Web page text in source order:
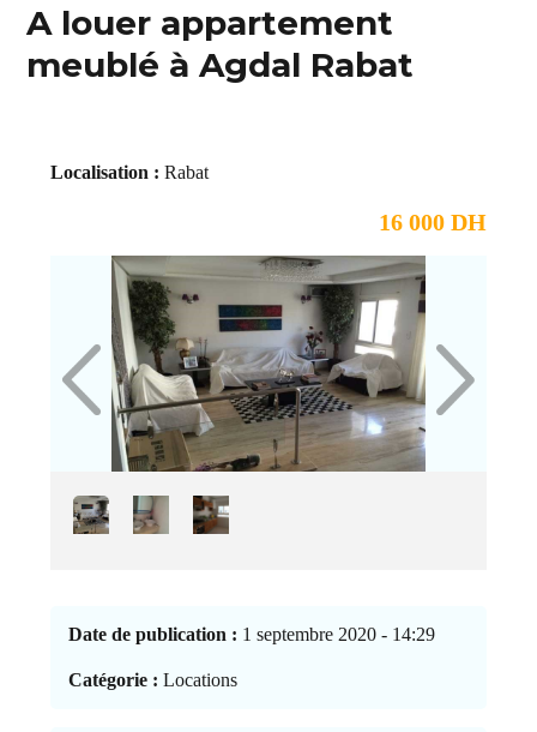
A louer appartement
meublé à Agdal Rabat
Localisation : Rabat
16 000 DH
Date de publication : 1 septembre 2020 - 14:29
Catégorie : Locations